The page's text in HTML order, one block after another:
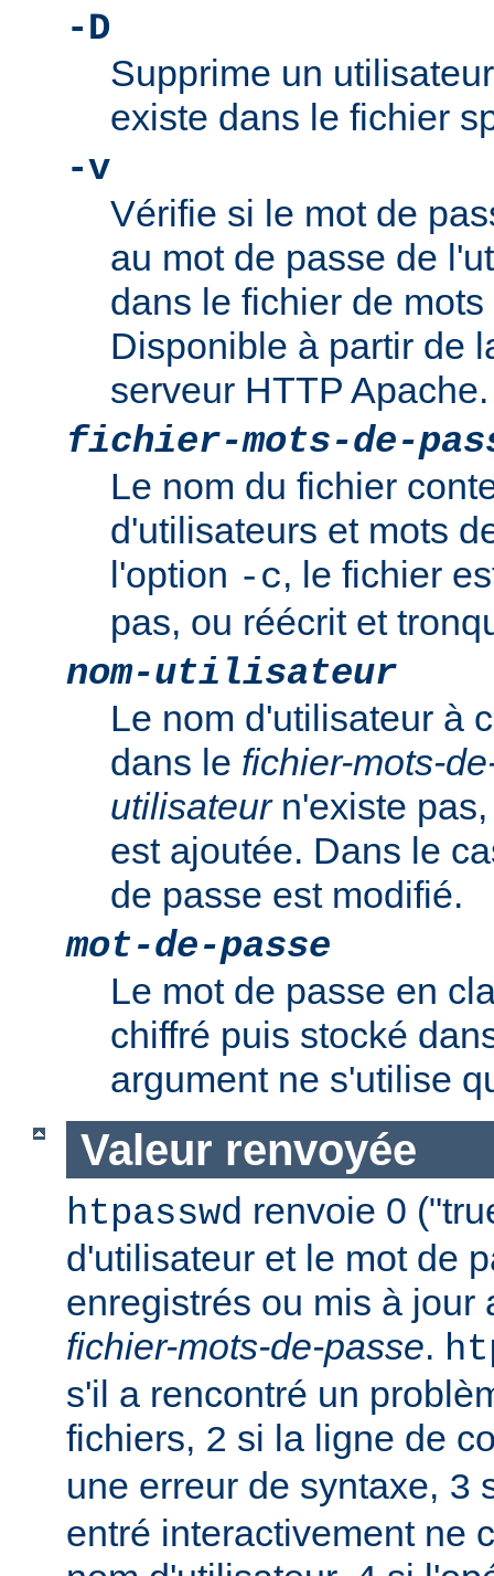
-D
Supprime un
existe dans le fichier
-v
Vérifie si le mot de
au mot de passe de
dans le fichier de
Disponible à partir de
serveur HTTP Apache.
fichier-mots-de-
Le nom du fichier
d'utilisateurs et mots
l'option -c, le fichier
pas, ou réécrit et
nom-utilisateur
Le nom d'utilisateur à
dans le fichier-mots-
utilisateurn'existe
est ajoutée. Dans le
de passe est modifié.
mot-de-passe
Le mot de passe en
chiffré puis stocké
argument ne s'utilise
Valeur renvoyée
htpasswd renvoie 0
d'utilisateur et le mot de
enregistrés ou mis à jour
fichier-mots-de-passe.
s'il a rencontré un
fichiers, 2 si la ligne de
une erreur de syntaxe, 3
entré interactivement ne